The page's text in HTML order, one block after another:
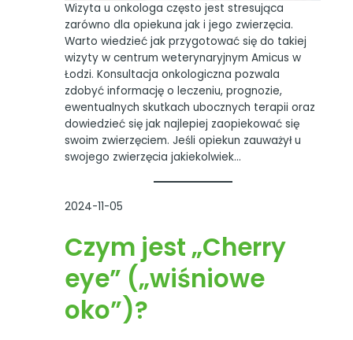
Wizyta u onkologa często jest stresująca
zarówno dla opiekuna jak i jego zwierzęcia.
Warto wiedzieć jak przygotować się do takiej
wizyty w centrum weterynaryjnym Amicus w
Łodzi. Konsultacja onkologiczna pozwala
zdobyć informację o leczeniu, prognozie,
ewentualnych skutkach ubocznych terapii oraz
dowiedzieć się jak najlepiej zaopiekować się
swoim zwierzęciem. Jeśli opiekun zauważył u
swojego zwierzęcia jakiekolwiek…
2024-11-05
Czym jest „Cherry
eye” („wiśniowe
oko”)?